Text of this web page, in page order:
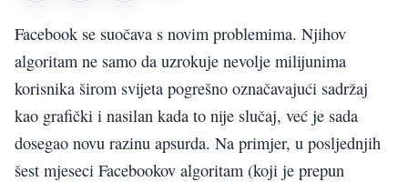
Facebook se suočava s novim problemima. Njihov
algoritam ne samo da uzrokuje nevolje milijunima
korisnika širom svijeta pogrešno označavajući sadržaj
kao grafički i nasilan kada to nije slučaj, već je sada
dosegao novu razinu apsurda. Na primjer, u posljednjih
šest mjeseci Facebookov algoritam (koji je prepun